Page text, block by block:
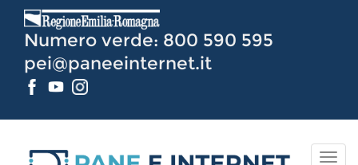
Contenuto
Numero verde: 800 590 595
pei@paneeinternet.it